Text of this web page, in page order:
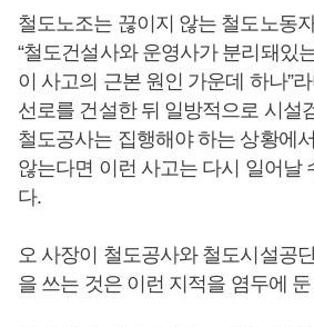
철도노조는 끊이지 않는 철도노동
“철도건설사와 운영사가 분리돼있
이 사고의 근본 원인 가운데 하나”라
선로를 건설한 뒤 일방적으로 시설
철도공사는 집행해야 하는 상황에
않는다면 이런 사고는 다시 일어날
다.
오 사장이 철도공사와 철도시설공
을 쓰는 것은 이런 지적을 염두에